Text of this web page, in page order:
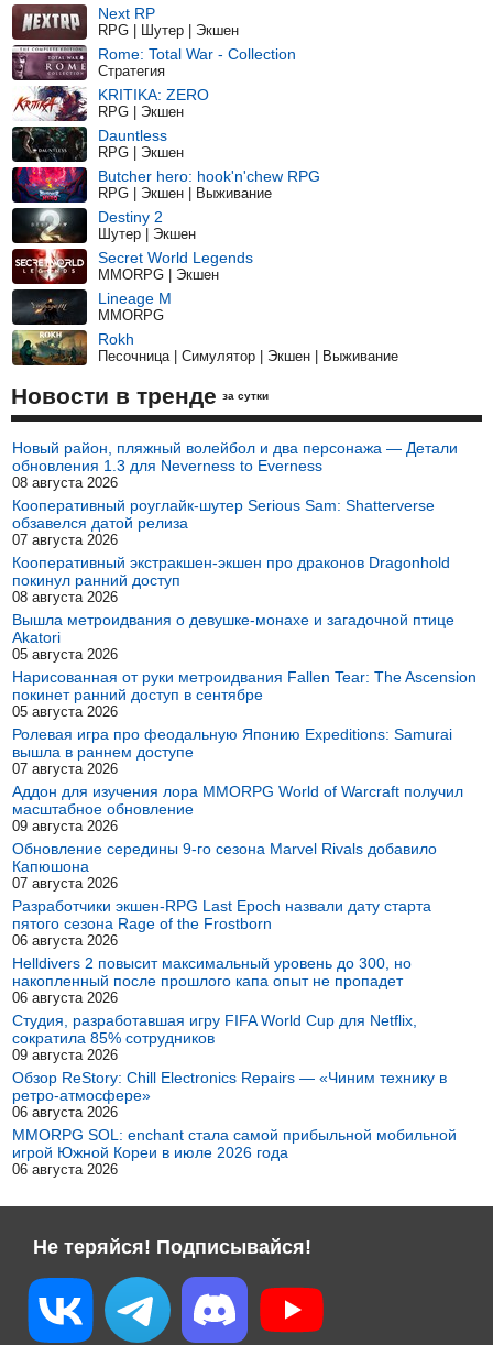
Next RP
RPG | Шутер | Экшен
Rome: Total War - Collection
Стратегия
KRITIKA: ZERO
RPG | Экшен
Dauntless
RPG | Экшен
Butcher hero: hook'n'chew RPG
RPG | Экшен | Выживание
Destiny 2
Шутер | Экшен
Secret World Legends
MMORPG | Экшен
Lineage M
MMORPG
Rokh
Песочница | Симулятор | Экшен | Выживание
Новости в тренде за сутки
Новый район, пляжный волейбол и два персонажа — Детали
обновления 1.3 для Neverness to Everness
08 августа 2026
Кооперативный роуглайк-шутер Serious Sam: Shatterverse
обзавелся датой релиза
07 августа 2026
Кооперативный экстракшен-экшен про драконов Dragonhold
покинул ранний доступ
08 августа 2026
Вышла метроидвания о девушке-монахе и загадочной птице
Akatori
05 августа 2026
Нарисованная от руки метроидвания Fallen Tear: The Ascension
покинет ранний доступ в сентябре
05 августа 2026
Ролевая игра про феодальную Японию Expeditions: Samurai
вышла в раннем доступе
07 августа 2026
Аддон для изучения лора MMORPG World of Warcraft получил
масштабное обновление
09 августа 2026
Обновление середины 9-го сезона Marvel Rivals добавило
Капюшона
07 августа 2026
Разработчики экшен-RPG Last Epoch назвали дату старта
пятого сезона Rage of the Frostborn
06 августа 2026
Helldivers 2 повысит максимальный уровень до 300, но
накопленный после прошлого капа опыт не пропадет
06 августа 2026
Студия, разработавшая игру FIFA World Cup для Netflix,
сократила 85% сотрудников
09 августа 2026
Обзор ReStory: Chill Electronics Repairs — «Чиним технику в
ретро-атмосфере»
06 августа 2026
MMORPG SOL: enchant стала самой прибыльной мобильной
игрой Южной Кореи в июле 2026 года
06 августа 2026
Не теряйся! Подписывайся!